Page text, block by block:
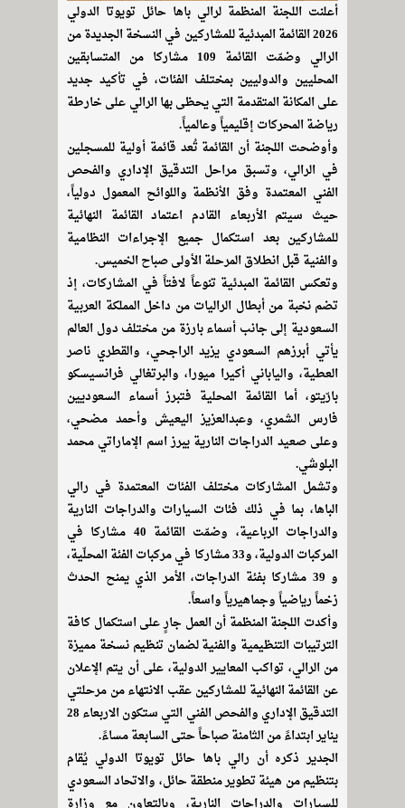
أعلنت اللجنة المنظمة لرالي باها حائل تويوتا الدولي
2026 القائمة المبدئية للمشاركين في النسخة الجديدة من
الرالي وضمّت القائمة 109 مشاركا من المتسابقين
المحليين والدوليين بمختلف الفئات، في تأكيد جديد
على المكانة المتقدمة التي يحظى بها الرالي على خارطة
رياضة المحركات إقليمياً وعالمياً.
وأوضحت اللجنة أن القائمة تُعد قائمة أولية للمسجلين
في الرالي، وتسبق مراحل التدقيق الإداري والفحص
الفني المعتمدة وفق الأنظمة واللوائح المعمول دولياً،
حيث سيتم الأربعاء القادم اعتماد القائمة النهائية
للمشاركين بعد استكمال جميع الإجراءات النظامية
والفنية قبل انطلاق المرحلة الأولى صباح الخميس.
وتعكس القائمة المبدئية تنوعاً لافتاً في المشاركات، إذ
تضم نخبة من أبطال الراليات من داخل المملكة العربية
السعودية إلى جانب أسماء بارزة من مختلف دول العالم
يأتي أبرزهم السعودي يزيد الراجحي، والقطري ناصر
العطية، والياباني أكيرا ميورا، والبرتغالي فرانسيسكو
بارّيتو، أما القائمة المحلية فتبرز أسماء السعوديين
فارس الشمري، وعبدالعزيز اليعيش وأحمد مضحي،
وعلى صعيد الدراجات النارية يبرز اسم الإماراتي محمد
البلوشي.
وتشمل المشاركات مختلف الفئات المعتمدة في رالي
الباها، بما في ذلك فئات السيارات والدراجات النارية
والدراجات الرباعية، وضمّت القائمة 40 مشاركا في
المركبات الدولية، و33 مشاركا في مركبات الفئة المحلّية،
و 39 مشاركا بفئة الدراجات، الأمر الذي يمنح الحدث
زخماً رياضياً وجماهيرياً واسعاً.
وأكدت اللجنة المنظمة أن العمل جارٍ على استكمال كافة
الترتيبات التنظيمية والفنية لضمان تنظيم نسخة مميزة
من الرالي، تواكب المعايير الدولية، على أن يتم الإعلان
عن القائمة النهائية للمشاركين عقب الانتهاء من مرحلتي
التدقيق الإداري والفحص الفني التي ستكون الاربعاء 28
يناير ابتداءً من الثامنة صباحاً حتى السابعة مساءً.
الجدير ذكره أن رالي باها حائل تويوتا الدولي يُقام
بتنظيم من هيئة تطوير منطقة حائل، والاتحاد السعودي